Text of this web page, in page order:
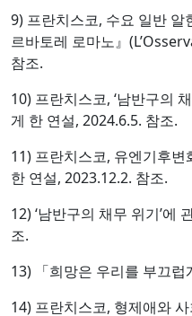
9) 프란치스코, 수요 일반 알
르바토레 로마노』
참조.
10) 프란치스코, ‘남반구의
게 한 연설, 2024.6.5. 참조.
11) 프란치스코, 유엔기후
한 연설, 2023.12.2. 참조.
12) ‘남반구의 채무 위기’에
조.
13) 「희망은 우리를 부끄
14) 프란치스코, 형제애와